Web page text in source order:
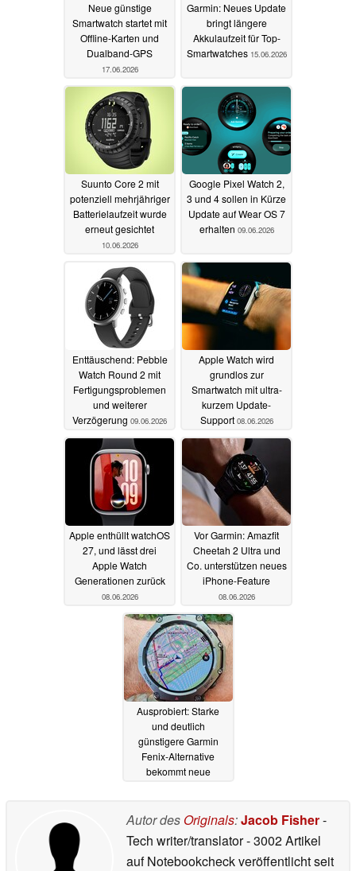
Neue günstige
Smartwatch startet mit
Offline-Karten und
Dualband-GPS
17.06.2026
Garmin: Neues Update
bringt längere
Akkulaufzeit für Top-
Smartwatches 15.06.2026
Suunto Core 2 mit
potenziell mehrjähriger
Batterielaufzeit wurde
erneut gesichtet
10.06.2026
Google Pixel Watch 2,
3 und 4 sollen in Kürze
Update auf Wear OS 7
erhalten 09.06.2026
Enttäuschend: Pebble
Watch Round 2 mit
Fertigungsproblemen
und weiterer
Verzögerung 09.06.2026
Apple Watch wird
grundlos zur
Smartwatch mit ultra-
kurzem Update-
Support 08.06.2026
Apple enthüllt watchOS
27, und lässt drei
Apple Watch
Generationen zurück
08.06.2026
Vor Garmin: Amazfit
Cheetah 2 Ultra und
Co. unterstützen neues
iPhone-Feature
08.06.2026
Ausprobiert: Starke
und deutlich
günstigere Garmin
Fenix-Alternative
bekommt neue
Autor des Originals:Jacob Fisher-
Tech writer/translator- 3002 Artikel
auf Notebookcheck veröffentlichtseit